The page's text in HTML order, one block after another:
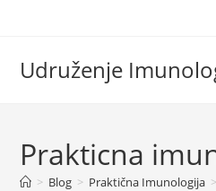
Udruženje
Prakticna
> Blog > Praktična Imunologija >